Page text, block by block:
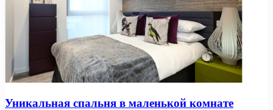
Уникальная спальня в маленькой комнате